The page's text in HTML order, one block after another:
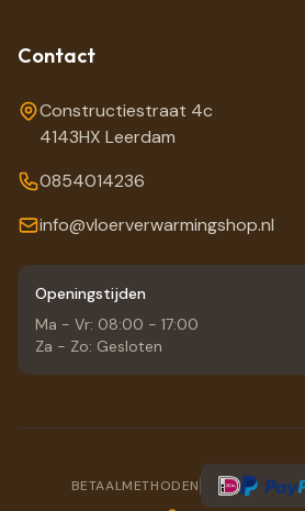
Contact
Constructiestraat 4c
4143HX Leerdam
0854014236
info@vloerverwarmingshop.nl
Openingstijden
Ma - Vr: 08:00 - 17:00
Za - Zo: Gesloten
BETAALMETHODEN